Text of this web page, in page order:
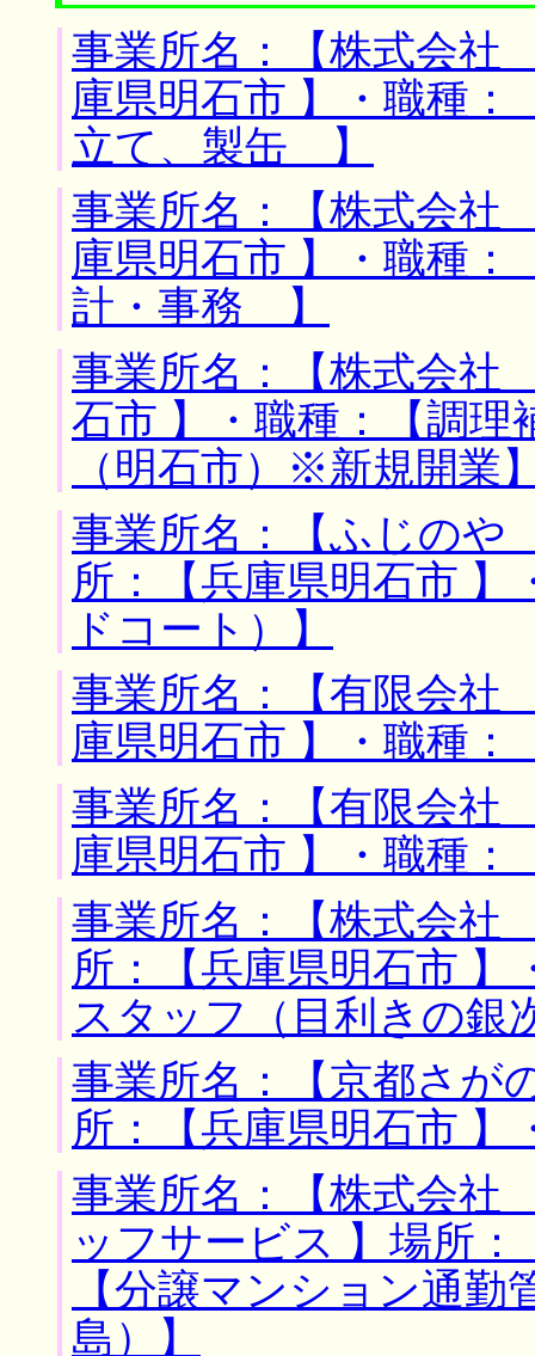
事業所名：【株式会
庫県明石市 】・職種：
立て、製缶 】
事業所名：【株式会
庫県明石市 】・職種：
計・事務 】
事業所名：【株式会
石市 】・職種：【調理
（明石市）※新規開業
事業所名：【ふじの
所：【兵庫県明石市
ドコート）】
事業所名：【有限会社
庫県明石市 】・職種
事業所名：【有限会社
庫県明石市 】・職種
事業所名：【株式会
所：【兵庫県明石市
スタッフ（目利きの
事業所名：【京都さが
所：【兵庫県明石市 】
事業所名：【株式会
ッフサービス 】場所
【分譲マンション通
島）】